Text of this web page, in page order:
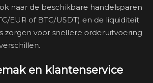
naar de beschikbare handelsparen
EUR of BTC/USDT) en de liquiditeit
zorgen voor snellere orderuitvoering
en klantenservice